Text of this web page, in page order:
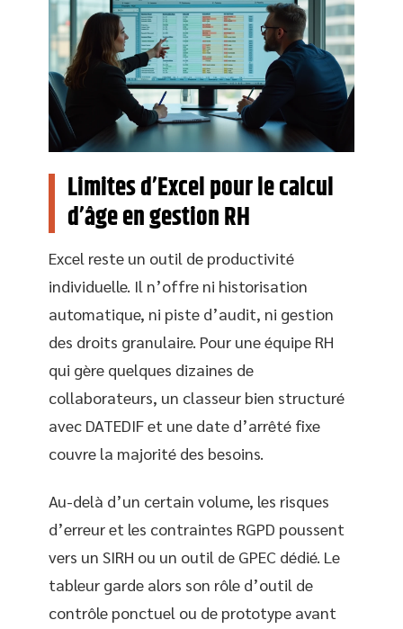
Limites d’Excel pour le calcul
d’âge en gestion RH
Excel reste un outil de productivité
individuelle. Il n’offre ni historisation
automatique, ni piste d’audit, ni gestion
des droits granulaire. Pour une équipe RH
qui gère quelques dizaines de
collaborateurs, un classeur bien structuré
avec DATEDIF et une date d’arrêté fixe
couvre la majorité des besoins.
Au-delà d’un certain volume, les risques
d’erreur et les contraintes RGPD poussent
vers un SIRH ou un outil de GPEC dédié. Le
tableur garde alors son rôle d’outil de
contrôle ponctuel ou de prototype avant